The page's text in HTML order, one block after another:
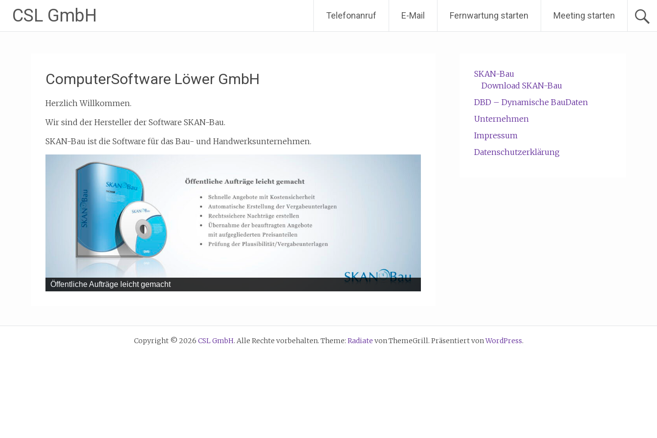
CSL GmbH Telefonanruf E-Mail Fernwartung starten Meeting starten
ComputerSoftware Löwer GmbH
Herzlich Willkommen.
Wir sind der Hersteller der Software SKAN-Bau.
SKAN-Bau ist die Software für das Bau- und Handwerksunternehmen.
Öffentliche Aufträge leicht gemacht
SKAN-Bau
Download SKAN-Bau
DBD – Dynamische BauDaten
Unternehmen
Impressum
Datenschutzerklärung
Copyright © 2026 CSL GmbH. Alle Rechte vorbehalten. Theme: Radiate von ThemeGrill. Präsentiert vonWordPress.